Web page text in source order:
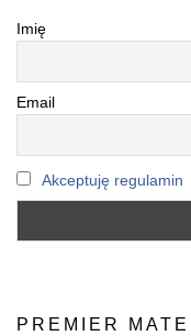
Imię
Email
Akceptuję regulamin
PREMIER